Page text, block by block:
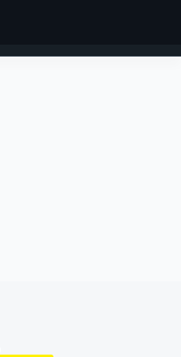
INICIAR SESIÓN